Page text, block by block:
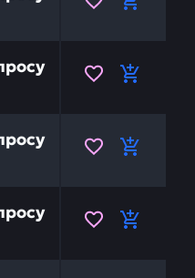
в
— это
— это